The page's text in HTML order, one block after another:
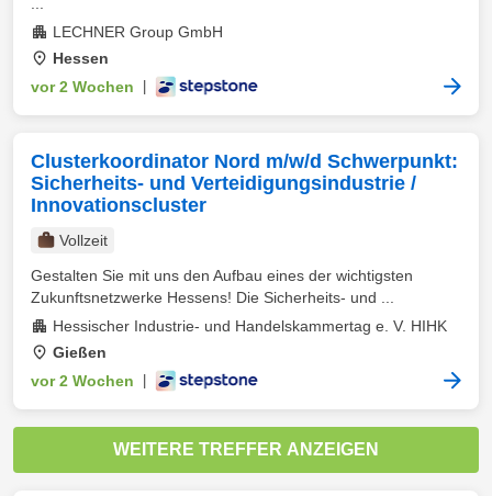
LECHNER Group GmbH
Hessen
vor 2 Wochen
Clusterkoordinator Nord m/w/d Schwerpunkt:
Sicherheits- und Verteidigungsindustrie /
Innovationscluster
Vollzeit
Gestalten Sie mit uns den Aufbau eines der wichtigsten
Zukunftsnetzwerke Hessens! Die Sicherheits- und ...
Hessischer Industrie- und Handelskammertag e. V. HIHK
Gießen
vor 2 Wochen
WEITERE TREFFER ANZEIGEN